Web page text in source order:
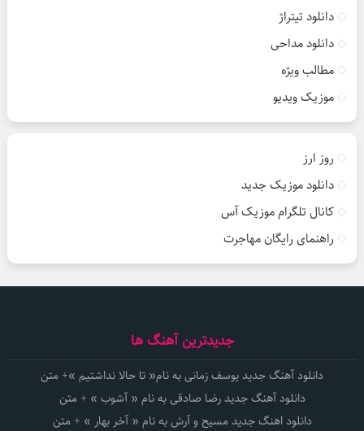
دانلود تیتراژ
دانلود مداحی
مطالب ویژه
موزیک ویدیو
روز ارز
دانلود موزیک جدید
کانال تلگرام موزیک آس
راهنمای رایگان مهاجرت
جدیدترین آهنگ ها
دانلود آهنگ جدید یوسف زمانی به نام« تا حالا نداشتیم »+ متن
دانلود آهنگ جدید رضا صادقی به نام « آشوب » + متن
دانلود اهنگ جدید مسیح و آرش به نام « آخر بهار » + متن